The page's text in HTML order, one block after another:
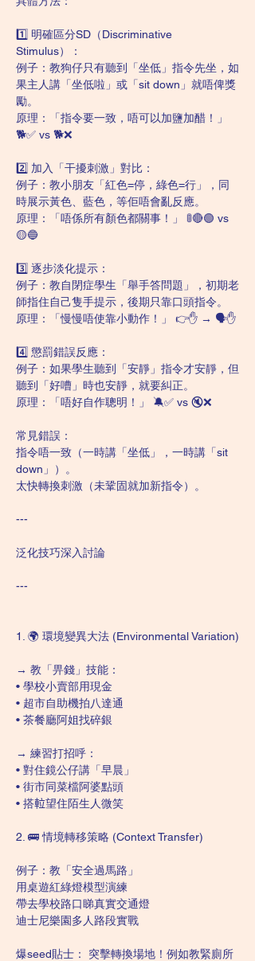
1️⃣ 明確區分SD（Discriminative
Stimulus）：
例子：教狗仔只有聽到「坐低」指令先坐，如
果主人講「坐低啦」或「sit down」就唔俾獎
勵。
原理：「指令要一致，唔可以加鹽加醋！」
🐕✅ vs 🐕❌
2️⃣ 加入「干擾刺激」對比：
例子：教小朋友「紅色=停，綠色=行」，同
時展示黃色、藍色，等佢唔會亂反應。
原理：「唔係所有顏色都關事！」 🚦🔴🟢 vs
🟡🔵
3️⃣ 逐步淡化提示：
例子：教自閉症學生「舉手答問題」，初期老
師指住自己隻手提示，後期只靠口頭指令。
原理：「慢慢唔使靠小動作！」 👉✋ → 🗣️✋
4️⃣ 懲罰錯誤反應：
例子：如果學生聽到「安靜」指令才安靜，但
聽到「好嘈」時也安靜，就要糾正。
原理：「唔好自作聰明！」 🔕✅ vs 🔇❌
常見錯誤：
指令唔一致（一時講「坐低」，一時講「sit
down」）。
太快轉換刺激（未鞏固就加新指令）。
---
泛化技巧深入討論
---
1. 🌍 環境變異大法 (Environmental Variation)
→ 教「畀錢」技能：
• 學校小賣部用現金
• 超市自助機拍八達通
• 茶餐廳阿姐找碎銀
→ 練習打招呼：
• 對住鏡公仔講「早晨」
• 街市同菜檔阿婆點頭
• 搭𨋢望住陌生人微笑
2. 🚌 情境轉移策略 (Context Transfer)
例子：教「安全過馬路」
用桌遊紅綠燈模型演練
帶去學校路口睇真實交通燈
迪士尼樂園多人路段實戰
爆seed貼士： 突擊轉換場地！例如教緊廁所